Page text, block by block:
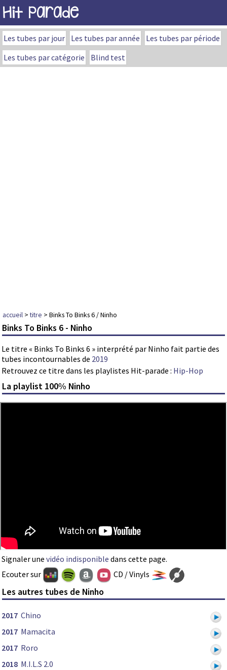
Hit Parade
Les tubes par jour Les tubes par année
Les tubes par période
Les tubes par catégorie
Blind test
accueil >titre > Binks To Binks 6 / Ninho
Binks To Binks 6 - Ninho
Le titre « Binks To Binks 6 » interprété par Ninho fait partie des
tubes incontournables de 2019
Retrouvez ce titre dans les playlistes Hit-parade : Hip-Hop
La playlist 100% Ninho
Signaler une vidéo indisponible dans cette page.
Ecouter sur
CD / Vinyls
Les autres tubes de Ninho
2017 Chino
2017 Mamacita
2017 Roro
2018 M.I.L.S 2.0